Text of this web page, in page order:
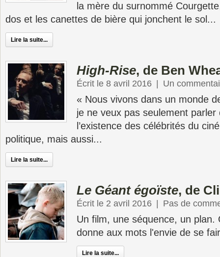
la mère du surnommé
dos et les canettes de bière qui jonchent le sol...
Lire la suite...
High-Rise, de Ben
Écrit le 8 avril 2016 Un
« Nous vivons dans un monde
je ne veux pas seulement
l’existence des célébrités du
politique, mais aussi...
Lire la suite...
Le Géant égoïste, de
Écrit le 2 avril 2016 Pas de
Un film, une séquence, un plan.
donne aux mots l'envie de se
Lire la suite...